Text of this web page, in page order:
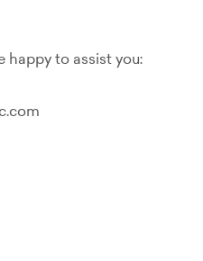
happy to assist you: